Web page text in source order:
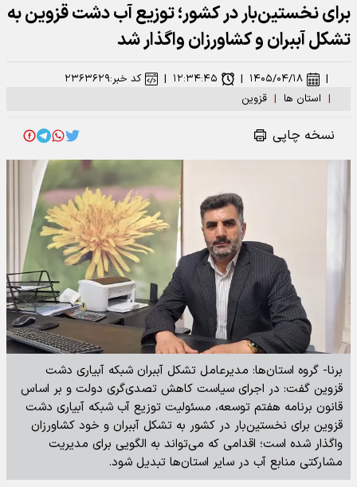
برای نخستین‌بار در کشور؛ توزیع آب دشت قزوین به
تشکل آببران و کشاورزان واگذار شد
| استان ها | قزوین
| ۱۴۰۵/۰۴/۱۸ | ۱۲:۳۴:۴۵ | کد خبر:۲۳۶۳۶۲۹
نسخه چاپی
برنا- گروه استان‌ها: مدیرعامل تشکل آببران شبکه آبیاری دشت
قزوین گفت: در اجرای سیاست کاهش تصدی‌گری دولت و بر اساس
قانون برنامه هفتم توسعه، مسئولیت توزیع آب شبکه آبیاری دشت
قزوین برای نخستین‌بار در کشور به تشکل آببران و خود کشاورزان
واگذار شده است؛ اقدامی که می‌تواند به الگویی برای مدیریت
مشارکتی منابع آب در سایر استان‌ها تبدیل شود.